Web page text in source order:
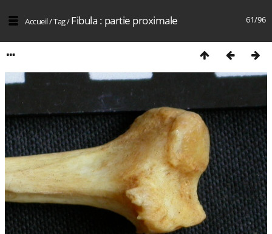
61/96
Accueil/Tag/Fibula : partie proximale